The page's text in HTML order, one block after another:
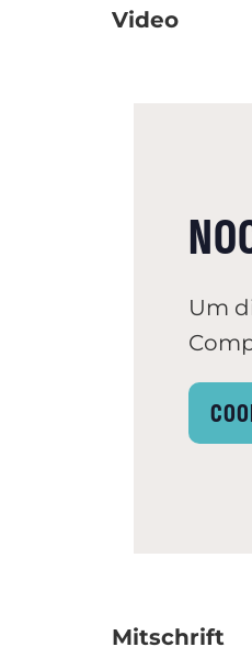
Video
Um
Mitschrift